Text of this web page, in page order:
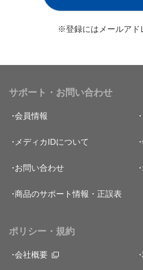
※登録にはメールアド
サポート・お問い合わせ
会員情報
メディカIDについて
お問い合わせ
商品のサポート情報・正誤表
ポリシー・規約
会社概要